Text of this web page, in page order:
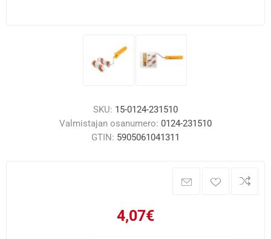
SKU: 15-0124-231510
Valmistajan osanumero: 0124-231510
GTIN: 5905061041311
4,07€